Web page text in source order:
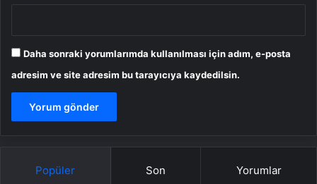
Daha sonraki yorumlarımda kullanılması için adım, e-posta
adresim ve site adresim bu tarayıcıya kaydedilsin.
Popüler Son Yorumlar